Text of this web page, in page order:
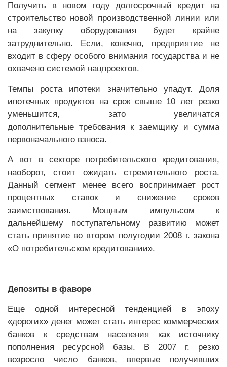
Получить в новом году долгосрочный кредит на
строительство новой производственной линии или
на закупку оборудования будет крайне
затруднительно. Если, конечно, предприятие не
входит в сферу особого внимания государства и не
охвачено системой нацпроектов.
Темпы роста ипотеки значительно упадут. Доля
ипотечных продуктов на срок свыше 10 лет резко
уменьшится, зато увеличатся
дополнительные требования к заемщику и сумма
первоначального взноса.
А вот в секторе потребительского кредитования,
наоборот, стоит ожидать стремительного роста.
Данный сегмент менее всего воспринимает рост
процентных ставок и снижение сроков
заимствования. Мощным импульсом к
дальнейшему поступательному развитию может
стать принятие во втором полугодии 2008 г. закона
«О потребительском кредитовании».
Депозиты в фаворе
Еще одной интересной тенденцией в эпоху
«дорогих» денег может стать интерес коммерческих
банков к средствам населения как источнику
пополнения ресурсной базы. В 2007 г. резко
возросло число банков, впервые получивших